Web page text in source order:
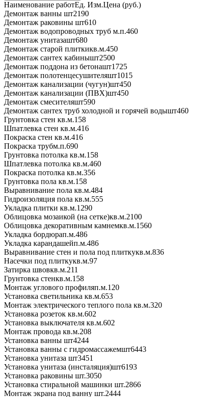
Наименование работЕд. Изм.Цена (руб.)
Демонтаж ванны шт2190
Демонтаж раковины шт610
Демонтаж водопроводных труб м.п.460
Демонтаж унитазашт680
Демонтаж старой плиткикв.м.450
Демонтаж сантех кабинышт2500
Демонтаж поддона из бетонашт1725
Демонтаж полотенцесушителяшт1015
Демонтаж канализации (чугун)шт450
Демонтаж канализации (ПВХ)шт450
Демонтаж смесителяшт590
Демонтаж сантех труб холодной и горячей водышт460
Грунтовка стен кв.м.158
Шпатлевка стен кв.м.416
Покраска стен кв.м.416
Покраска трубм.п.690
Грунтовка потолка кв.м.158
Шпатлевка потолка кв.м.460
Покраска потолка кв.м.356
Грунтовка пола кв.м.158
Выравнивание пола кв.м.484
Гидроизоляция пола кв.м.555
Укладка плитки кв.м.1290
Облицовка мозаикой (на сетке)кв.м.2100
Облицовка декоративным камнемкв.м.1560
Укладка бордюрап.м.486
Укладка карандашейп.м.486
Выравнивание стен и пола под плиткукв.м.836
Насечки под плиткукв.м.97
Затирка швовкв.м.211
Грунтовка стенкв.м.158
Монтаж углового профиляп.м.120
Установка светильника кв.м.653
Монтаж электрического теплого пола кв.м.320
Установка розеток кв.м.602
Установка выключателя кв.м.602
Монтаж провода кв.м.208
Установка ванны шт4244
Установка ванны с гидромассажемшт6443
Установка унитаза шт3451
Установка унитаза (инсталяция)шт6193
Установка раковины шт.3050
Установка стиральной машинки шт.2866
Монтаж экрана под ванну шт.2444